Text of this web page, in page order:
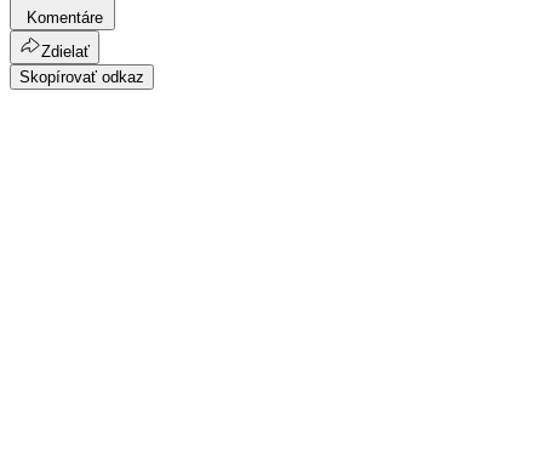
Komentáre
Zdielať
Skopírovať odkaz